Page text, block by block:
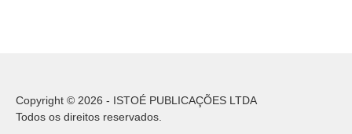
Copyright © 2026 - ISTOÉ PUBLICAÇÕES LTDA
Todos os direitos reservados.